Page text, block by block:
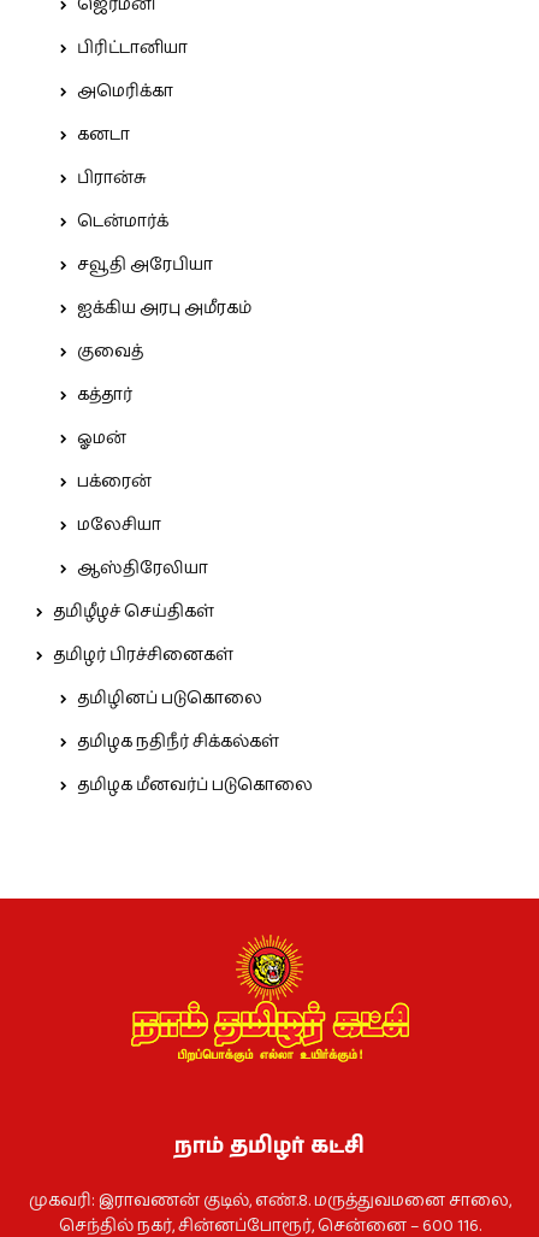
பிரிட்டானியா
அமெரிக்கா
கனடா
பிரான்சு
டென்மார்க்
சவூதி அரேபியா
ஐக்கிய அரபு அமீரகம்
குவைத்
கத்தார்
ஓமன்
பக்ரைன்
மலேசியா
ஆஸ்திரேலியா
தமிழீழச் செய்திகள்
தமிழர் பிரச்சினைகள்
தமிழினப் படுகொலை
தமிழக நதிநீர் சிக்கல்கள்
தமிழக மீனவர்ப் படுகொலை
நாம் தமிழர் கட்சி
முகவரி: இராவணன் குடில், எண்.8. மருத்துவமனை சாலை,
செந்தில் நகர், சின்னப்போரூர், சென்னை – 600 116.